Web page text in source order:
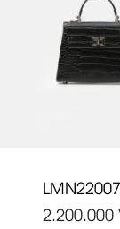
2.200.000